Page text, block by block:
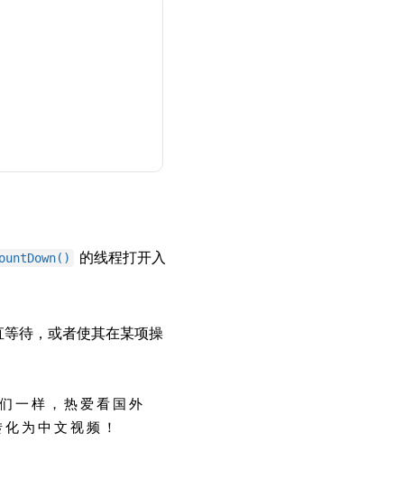
的线程打开入
待，或者使其在某项操
一样，热爱看国外
为中文视频！